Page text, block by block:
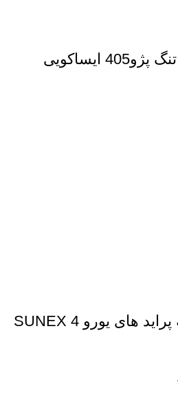
گردگیر (چپ) یک سر تنگ پژو405 ایساکویی
سر سیلندر کامل کلیه پراید های یورو 4 SUNEX